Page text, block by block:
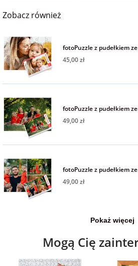
Fotoksiążki
Dodatki i
opakowania
Chłopaka
na Dzień Kobiet
na walentynki
na mikołajki
na prezent
świąteczny
na Dzień Babci i
na Wielkanoc
dla przyjaciela
Zobacz również
fotoPuzzle z pudełkiem
45,00 zł
fotoPuzzle z pudełkiem
49,00 zł
fotoPuzzle z pudełkiem
49,00 zł
Pokaż więcej
Mogą Cię